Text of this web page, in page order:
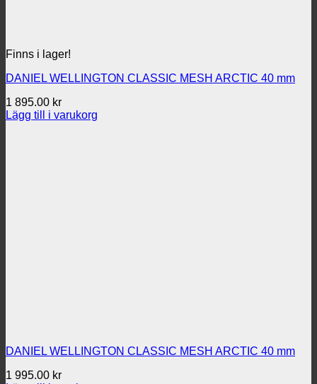
Finns i lager!
DANIEL WELLINGTON CLASSIC MESH ARCTIC 40 mm
1 895.00 kr
Lägg till i varukorg
DANIEL WELLINGTON CLASSIC MESH ARCTIC 40 mm
1 995.00 kr